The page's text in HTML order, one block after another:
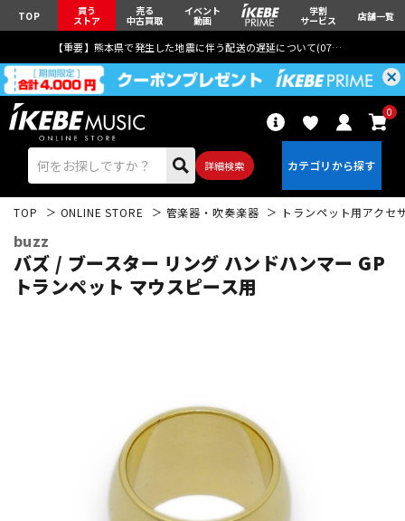
TOP 買う
ストア
売る
中古買取
イベント
動画
学割
サービス 店舗一覧
【重要】熊本県で発生した地震に伴う配送の遅延について(07月29日
詳細検索
0
パーカッション
キーボード
TOP ONLINE STORE 管楽器・吹奏楽器 トランペット用アクセ
buzz
バズ / ブースター リング ハンドハンマー GP
トランペット マウスピース用